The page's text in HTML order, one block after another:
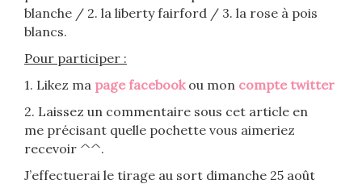
blanche / 2. la liberty fairford / 3. la rose à pois
blancs.
Pour participer :
1. Likez ma page facebookou mon compte twitter
2. Laissez un commentaire sous cet article en
me précisant quelle pochette vous aimeriez
recevoir ^^.
J’effectuerai le tirage au sort dimanche 25 août